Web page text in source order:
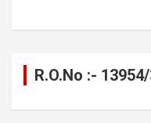
R.O.No :-